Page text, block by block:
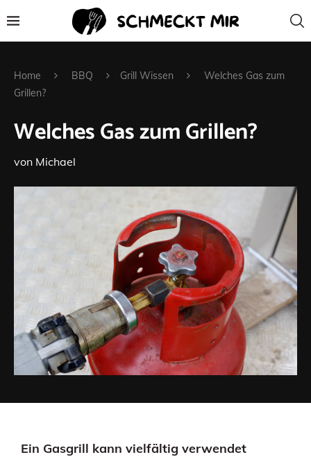
Home BBQ Grill Wissen
Welches Gas zum
Grillen?
Welches Gas zum Grillen?
von Michael
Ein Gasgrill kann vielfältig verwendet